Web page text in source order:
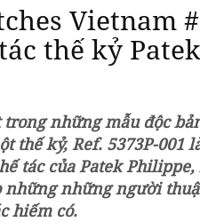
Vietnam
thế kỷ
những mẫu độc
thế kỷ, Ref. 5373P-001
tác của Patek
những những người
hiếm có.